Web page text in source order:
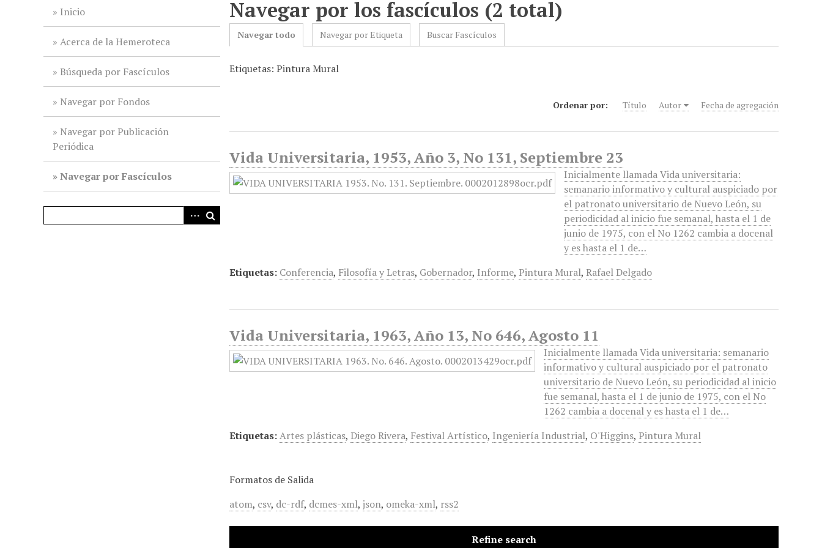
Inicio
Acerca de la Hemeroteca
Búsqueda por Fascículos
Navegar por Fondos
Navegar por Publicación
Periódica
Navegar por Fascículos
Navegar por los fascículos (2 total)
Navegar todo Navegar por Etiqueta Buscar Fascículos
Etiquetas: Pintura Mural
Ordenar por: Título Autor Fecha de agregación
Vida Universitaria, 1953, Año 3, No 131, Septiembre 23
Inicialmente llamada Vida universitaria:
semanario informativo y cultural auspiciado por
el patronato universitario de Nuevo León, su
periodicidad al inicio fue semanal, hasta el 1 de
junio de 1975, con el No 1262 cambia a docenal
y es hasta el 1 de…
Etiquetas: Conferencia, Filosofía y Letras, Gobernador, Informe, Pintura Mural, Rafael Delgado
Vida Universitaria, 1963, Año 13, No 646, Agosto 11
Inicialmente llamada Vida universitaria: semanario
informativo y cultural auspiciado por el patronato
universitario de Nuevo León, su periodicidad al inicio
fue semanal, hasta el 1 de junio de 1975, con el No
1262 cambia a docenal y es hasta el 1 de…
Etiquetas:Artes plásticas, Diego Rivera, Festival Artístico, Ingeniería Industrial, O'Higgins, Pintura Mural
Formatos de Salida
atom, csv, dc-rdf, dcmes-xml,json, omeka-xml, rss2
Refine search